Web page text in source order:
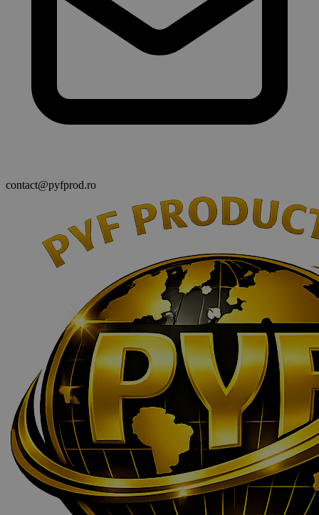
contact@pyfprod.ro